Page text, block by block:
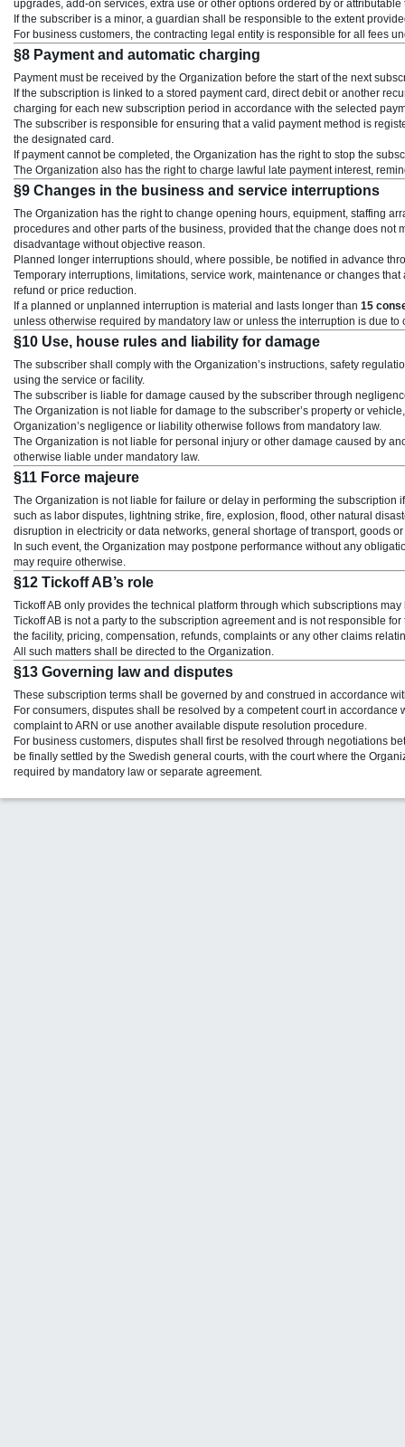
upgrades, add-on services, extra use or other options ordered by or
If the subscriber is a minor, a guardian shall be responsible to the extent
For business customers, the contracting legal entity is responsible for all fees
§8 Payment and automatic charging
Payment must be received by the Organization before the start of the next
If the subscription is linked to a stored payment card, direct debit or another
charging for each new subscription period in accordance with the selected
The subscriber is responsible for ensuring that a valid payment method is
the designated card.
If payment cannot be completed, the Organization has the right to stop the
The Organization also has the right to charge lawful late payment interest,
§9 Changes in the business and service interruptions
The Organization has the right to change opening hours, equipment, staffing
procedures and other parts of the business, provided that the change does not
disadvantage without objective reason.
Planned longer interruptions should, where possible, be notified in advance
Temporary interruptions, limitations, service work, maintenance or changes
refund or price reduction.
If a planned or unplanned interruption is material and lasts longer than 15
unless otherwise required by mandatory law or unless the interruption is due to
§10 Use, house rules and liability for damage
The subscriber shall comply with the Organization’s instructions, safety
using the service or facility.
The subscriber is liable for damage caused by the subscriber through
The Organization is not liable for damage to the subscriber’s property or
Organization’s negligence or liability otherwise follows from mandatory law.
The Organization is not liable for personal injury or other damage caused by
otherwise liable under mandatory law.
§11 Force majeure
The Organization is not liable for failure or delay in performing the
such as labor disputes, lightning strike, fire, explosion, flood, other natural
disruption in electricity or data networks, general shortage of transport, goods
In such event, the Organization may postpone performance without any
may require otherwise.
§12 Tickoff AB’s role
Tickoff AB only provides the technical platform through which subscriptions
Tickoff AB is not a party to the subscription agreement and is not responsible
the facility, pricing, compensation, refunds, complaints or any other claims
All such matters shall be directed to the Organization.
§13 Governing law and disputes
These subscription terms shall be governed by and construed in accordance
For consumers, disputes shall be resolved by a competent court in
complaint to ARN or use another available dispute resolution procedure.
For business customers, disputes shall first be resolved through negotiations
be finally settled by the Swedish general courts, with the court where the
required by mandatory law or separate agreement.